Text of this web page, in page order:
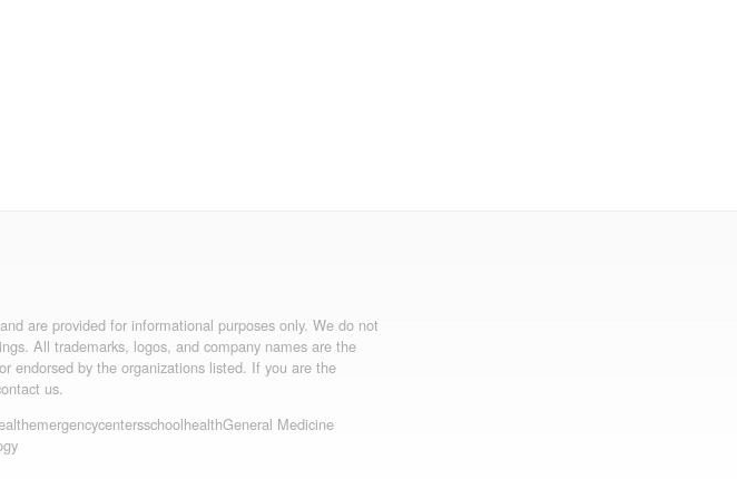
are provided for informational purposes only. We do not
All trademarks, logos, and company names are the
endorsed by the organizations listed. If you are the
us.
emergencycentersschoolhealthGeneral Medicine